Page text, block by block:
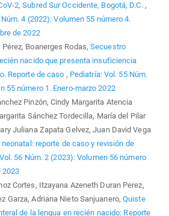
2, Subred Sur Occidente, Bogotá, D.C. ,
4 (2022): Volumen 55 número 4.
de 2022
Pérez, Boanerges Rodas,Secuestro
nacido que presenta insuficiencia
Reporte de caso , Pediatría: Vol. 55 Núm.
55 número 1. Enero-marzo 2022
Pinzón, Cindy Margarita Atencia
Sánchez Tordecilla, María del Pilar
Juliana Zapata Gelvez, Juan David Vega
reporte de caso y revisión de
56 Núm. 2 (2023): Volumen 56 número
2023
Cortes, Itzayana Azeneth Duran Perez,
Garza, Adriana Nieto Sanjuanero,Quiste
de la lengua en recién nacido: Reporte